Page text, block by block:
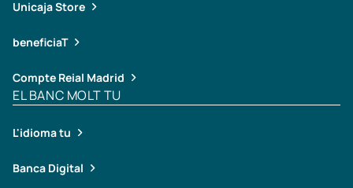
Unicaja Store
beneficiaT
Compte Reial Madrid
EL BANC MOLT TU
L'idioma tu
Banca Digital